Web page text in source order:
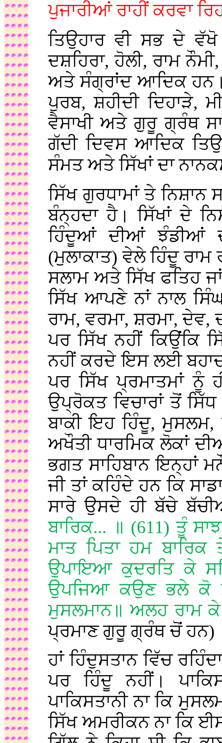
ਪੁਜਾਰੀਆਂ ਰਾਹੀਂ ਕਰਵਾ
ਤਿਉਹਾਰ ਵੀ ਸਭ ਦੇ
ਦਸ਼ਹਿਰਾ, ਹੋਲੀ, ਰਾਮ
ਅਤੇ ਸੰਗ੍ਰਾਂਦ ਆਦਿਕ
ਪੁਰਬ, ਸ਼ਹੀਦੀ ਦਿਹਾੜੇ,
ਵੈਸਾਖੀ ਅਤੇ ਗੁਰੂ ਗ੍ਰੰਥ
ਗੱਦੀ ਦਿਵਸ ਆਦਿਕ
ਸੰਮਤ ਅਤੇ ਸਿੱਖਾਂ ਦਾ
ਸਿੱਖ ਗੁਰਧਾਮਾਂ ਤੇ ਨਿਸ਼ਾਨ
ਬੰਨ੍ਹਦਾ ਹੈ। ਸਿੱਖਾਂ ਦੇ
ਹਿੰਦੂਆਂ ਦੀਆਂ ਝੰਡੀਆਂ
(ਮੁਲਾਕਾਤ) ਵੇਲੇ ਹਿੰਦੂ
ਸਲਾਮ ਅਤੇ ਸਿੱਖ ਫਤਿਹ
ਸਿੱਖ ਆਪਣੇ ਨਾਂ ਨਾਲ
ਰਾਮ, ਵਰਮਾ, ਸ਼ਰਮਾ,
ਪਰ ਸਿੱਖ ਨਹੀਂ ਕਿਉਂਕਿ
ਨਹੀਂ ਕਰਦੇ ਇਸ ਲਈ
ਪਰ ਸਿੱਖ ਪ੍ਰਮਾਤਮਾਂ ਨੂੰ
ਉਪ੍ਰੋਕਤ ਵਿਚਾਰਾਂ ਤੋਂ
ਬਾਕੀ ਇਹ ਹਿੰਦੂ,
ਅਖੌਤੀ ਧਾਰਮਿਕ ਲੋਕਾਂ
ਭਗਤ ਸਾਹਿਬਾਨ ਇਨ੍ਹਾਂ
ਜੀ ਤਾਂ ਕਹਿੰਦੇ ਹਨ ਕਿ
ਸਾਰੇ ਉਸਦੇ ਹੀ ਬੱਚੇ
ਬਾਰਿਕ... ॥ (611) ਤੂੰ
ਮਾਤ ਪਿਤਾ ਹਮ
ਉਪਾਇਆ ਕੁਦਰਤਿ ਕੇ
ਉਪਜਿਆ ਕਉਣ ਭਲੇ ਕੋ
ਮੁਸਲਮਾਨ॥ ਅਲਹ ਰਾਮ ਕੇ
ਪ੍ਰਮਾਣ ਗੁਰੂ ਗ੍ਰੰਥ ਚੋਂ ਹਨ)
ਹਾਂ ਹਿੰਦੁਸਤਾਨ ਵਿੱਚ
ਪਰ ਹਿੰਦੂ ਨਹੀਂ।
ਪਾਕਿਸਤਾਨੀ ਨਾ ਕਿ
ਸਿੱਖ ਅਮਰੀਕਨ ਨਾ ਕਿ